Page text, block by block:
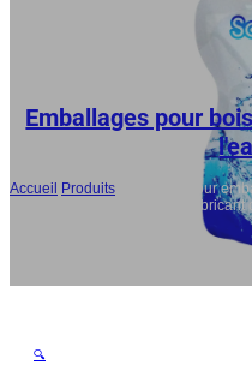
Emballages pour
Accueil Produits
Sac à bec pour
personnalisé, sac étanche, fabricant
🔍